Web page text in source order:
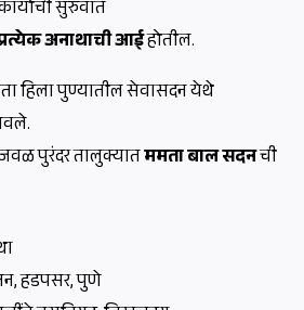
सुरुवात
अनाथाची आईहोतील.
हिला पुण्यातील सेवासदन येथे
पुरंदर तालुक्यातममता बाल सदनची
हडपसर, पुणे